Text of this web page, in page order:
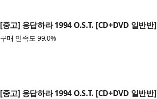
[중고] 응답하라 1994 O.S.T. [CD+DVD 일반반]
구매 만족도 99.0%
[중고] 응답하라 1994 O.S.T. [CD+DVD 일반반]